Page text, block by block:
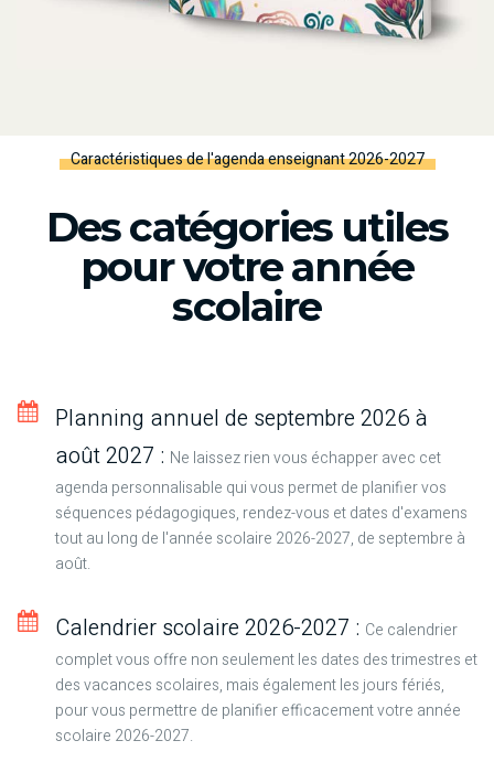
Caractéristiques de l'agenda enseignant 2026-2027
Des catégories utiles
pour votre année
scolaire
Planning annuel de septembre 2026 à
août 2027 : Ne laissez rien vous échapper avec cet
agenda personnalisable qui vous permet de planifier vos
séquences pédagogiques, rendez-vous et dates d'examens
tout au long de l'année scolaire 2026-2027, de septembre à
août.
Calendrier scolaire 2026-2027 : Ce calendrier
complet vous offre non seulement les dates des trimestres et
des vacances scolaires, mais également les jours fériés,
pour vous permettre de planifier efficacement votre année
scolaire 2026-2027.